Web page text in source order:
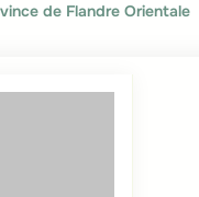
de Flandre Orientale